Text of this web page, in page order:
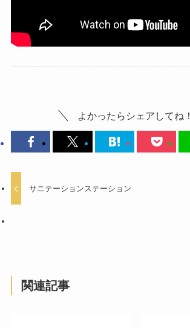
よかったらシェアしてね！
サニテーションステーション
関連記事